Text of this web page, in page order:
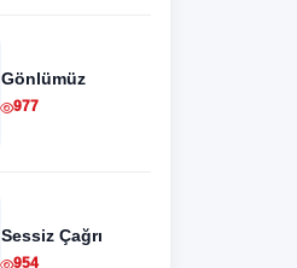
Gönlümüz
977
Sessiz Çağrı
954